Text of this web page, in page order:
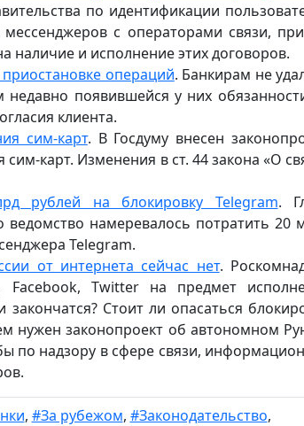
по идентификации
с операторами связи,
наличие и исполнение этих договоров.
операций. Банкирам не
появившейся у них
клиента.
сим-карт. В Госдуму внесен
карт. Изменения в ст. 44 закона «О
рублей на блокировку Telegram.
намеревалось потратить 20
Telegram.
от интернета сейчас нет.
Facebook, Twitter на предмет
Стоит ли опасаться
нужен законопроект об автономном
по надзору в сфере связи,
, #За рубежом, #Законодательство,